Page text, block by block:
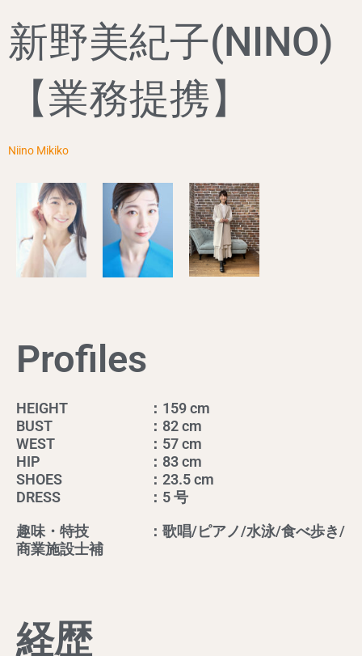
新野美紀子(NINO)
【業務提携】
Niino Mikiko
Profiles
HEIGHT
：159 cm
BUST
：82 cm
WEST
：57 cm
HIP
：83 cm
SHOES
：23.5 cm
DRESS
：5 号
趣味・特技
：歌唱/ピアノ/水泳/食べ歩き/
商業施設士補
経歴